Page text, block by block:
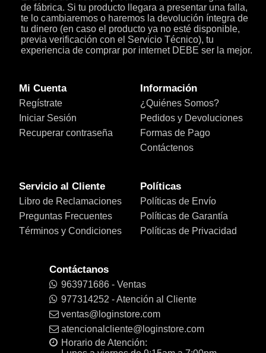
de fábrica. Si tu producto llegara a presentar una falla,
te lo cambiaremos o haremos la devolución íntegra de
tu dinero (en caso el producto ya no esté disponible,
previa verificación con el Servicio Técnico), tu
experiencia de comprar por internet DEBE ser la mejor.
Mi Cuenta
Regístrate
Iniciar Sesión
Recuperar contraseña
Información
¿Quiénes Somos?
Pedidos y Devoluciones
Formas de Pago
Contáctenos
Servicio al Cliente
Libro de Reclamaciones
Preguntas Frecuentes
Términos y Condiciones
Políticas
Políticas de Envío
Políticas de Garantía
Políticas de Privacidad
Contáctanos
963971686 - Ventas
977314252 - Atención al Cliente
ventas@loginstore.com
atencionalcliente@loginstore.com
Horario de Atención: